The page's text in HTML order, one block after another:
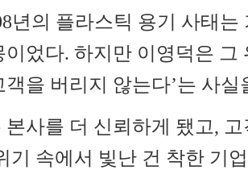
년의 플라스틱 용기 사태는
이었다. 하지만 이영덕은 그
객을 버리지 않는다’는 사실
본사를 더 신뢰하게 됐고,
기 속에서 빛난 건 착한 기